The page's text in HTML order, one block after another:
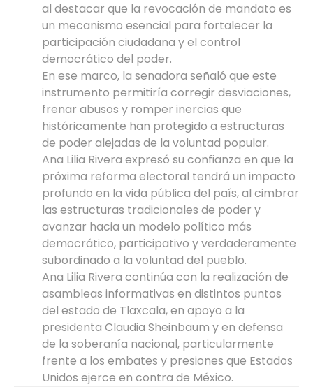
al destacar que la revocación de mandato es
un mecanismo esencial para fortalecer la
participación ciudadana y el control
democrático del poder.
En ese marco, la senadora señaló que este
instrumento permitiría corregir desviaciones,
frenar abusos y romper inercias que
históricamente han protegido a estructuras
de poder alejadas de la voluntad popular.
Ana Lilia Rivera expresó su confianza en que la
próxima reforma electoral tendrá un impacto
profundo en la vida pública del país, al cimbrar
las estructuras tradicionales de poder y
avanzar hacia un modelo político más
democrático, participativo y verdaderamente
subordinado a la voluntad del pueblo.
Ana Lilia Rivera continúa con la realización de
asambleas informativas en distintos puntos
del estado de Tlaxcala, en apoyo a la
presidenta Claudia Sheinbaum y en defensa
de la soberanía nacional, particularmente
frente a los embates y presiones que Estados
Unidos ejerce en contra de México.